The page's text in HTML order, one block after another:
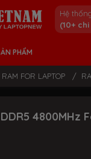
Hệ
(10+
PHẨM
RAM FOR LAPTOP /
DDR5 4800MHz